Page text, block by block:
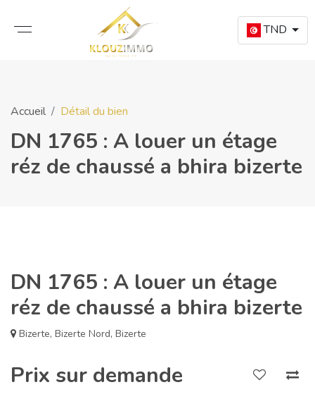
TND
Accueil Détail du bien
DN 1765 : A louer un étage
réz de chaussé a bhira bizerte
DN 1765 : A louer un étage
réz de chaussé a bhira bizerte
Bizerte, Bizerte Nord, Bizerte
Prix sur demande